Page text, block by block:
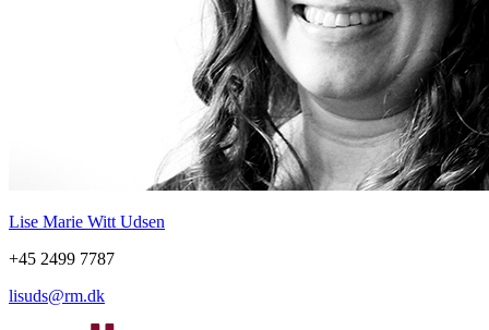
Lise Marie Witt Udsen
+45 2499 7787
lisuds@rm.dk